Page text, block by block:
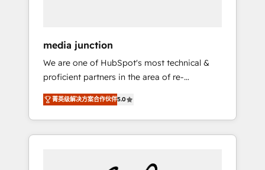
media junction
We are one of HubSpot's most technical &
proficient partners in the area of re-
platforming, website design & development.
We specialize in multi-hub implementations
for mid-market & enterprise companies. We
are woman-owned, powered by coffee, and
菁英级解决方案合作伙伴5.0